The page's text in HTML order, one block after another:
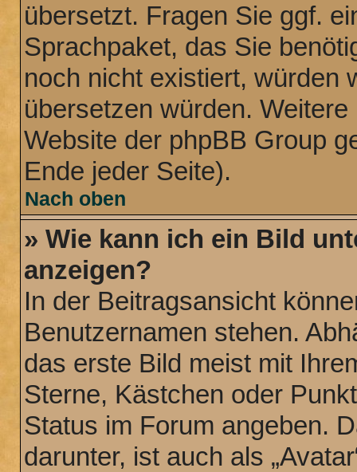
übersetzt. Fragen Sie ggf.
Sprachpaket, das Sie
noch nicht existiert, würden
übersetzen würden.
Website der phpBB Group
Ende jeder Seite).
Nach oben
» Wie kann ich ein Bild
anzeigen?
In der Beitragsansicht
Benutzernamen stehen.
das erste Bild meist mit
Sterne, Kästchen oder
Status im Forum angeben.
darunter, ist auch als